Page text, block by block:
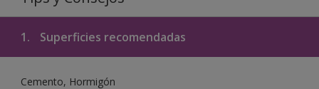
1. Superficies recomendadas
Cemento, Hormigón